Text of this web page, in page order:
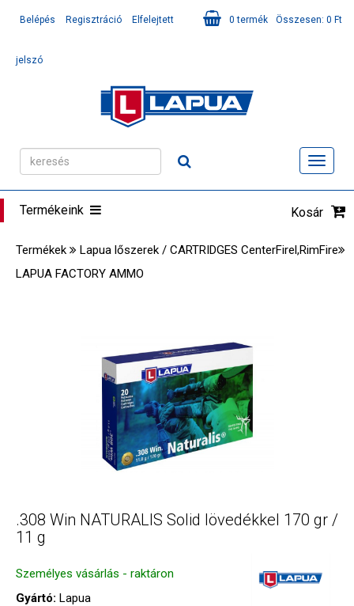
Összesen: 0 Ft
0 termék
Belépés Regisztráció Elfelejtett
jelszó
Termékeink Kosár
Termékek
Lapua lőszerek / CARTRIDGES CenterFirel,RimFire
LAPUA FACTORY AMMO
.308 Win NATURALIS Solid lövedékkel 170 gr /
11 g
Személyes vásárlás - raktáron
Gyártó: Lapua